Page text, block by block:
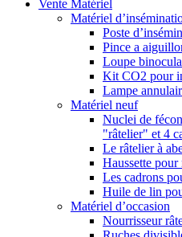
Vente Matériel
Matériel
Poste
Pince a
Loupe
Kit CO2 pour
Lampe
Matériel neuf
Nuclei de
"râtelier" et 4
Le râtelier à
Haussette
Les cadrons
Huile de lin
Matériel d’occasion
Nourrisseur